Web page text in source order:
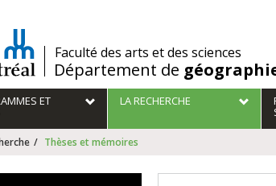
/Faculté des arts et des sciences
Département de
ET LA RECHERCHE
Thèses et mémoires